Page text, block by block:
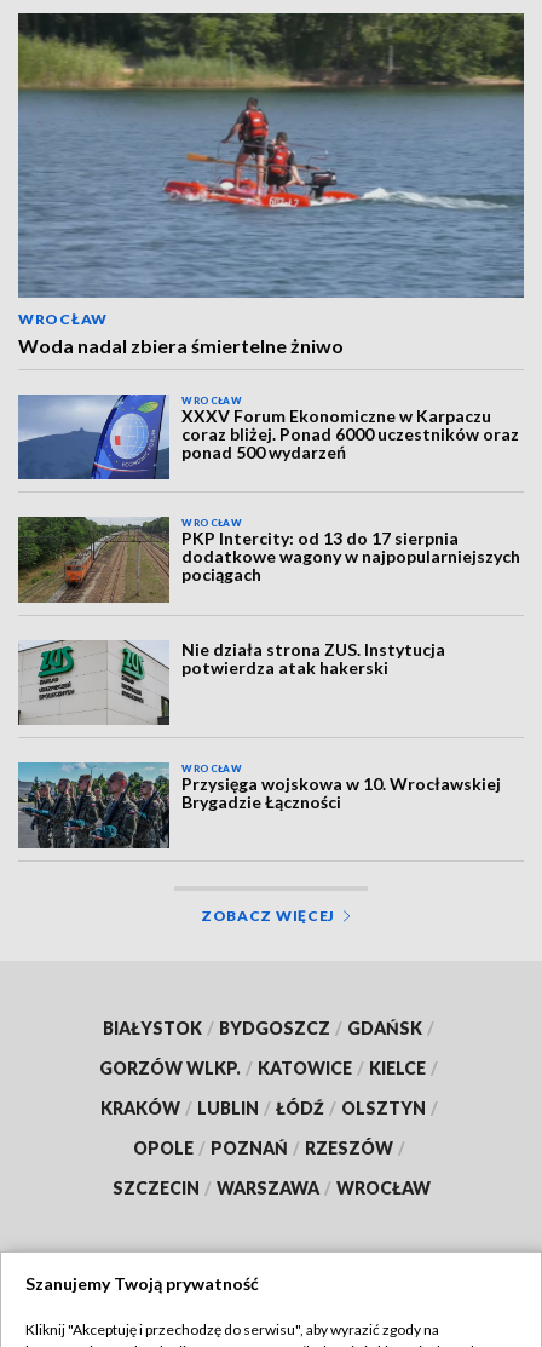
WROCŁAW
Woda nadal zbiera śmiertelne żniwo
WROCŁAW
XXXV Forum Ekonomiczne w Karpaczu
coraz bliżej. Ponad 6000 uczestników oraz
ponad 500 wydarzeń
WROCŁAW
PKP Intercity: od 13 do 17 sierpnia
dodatkowe wagony w najpopularniejszych
pociągach
Nie działa strona ZUS. Instytucja
potwierdza atak hakerski
WROCŁAW
Przysięga wojskowa w 10. Wrocławskiej
Brygadzie Łączności
ZOBACZ WIĘCEJ
BIAŁYSTOK / BYDGOSZCZ / GDAŃSK /
GORZÓW WLKP. / KATOWICE / KIELCE /
KRAKÓW / LUBLIN / ŁÓDŹ / OLSZTYN /
OPOLE / POZNAŃ / RZESZÓW /
SZCZECIN / WARSZAWA / WROCŁAW
Szanujemy Twoją prywatność
Kliknij "Akceptuję i przechodzę do serwisu", aby wyrazić zgody na